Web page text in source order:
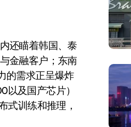
还瞄着韩国、泰
金融客户；东南
的需求正呈爆炸
及国产芯片）
式训练和推理，